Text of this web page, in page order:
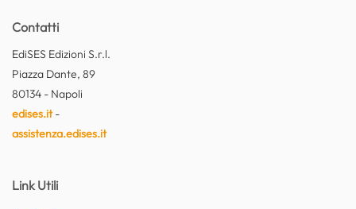
Contatti
EdiSES Edizioni S.r.l.
Piazza Dante, 89
80134 - Napoli
edises.it-
assistenza.edises.it
Link Utili